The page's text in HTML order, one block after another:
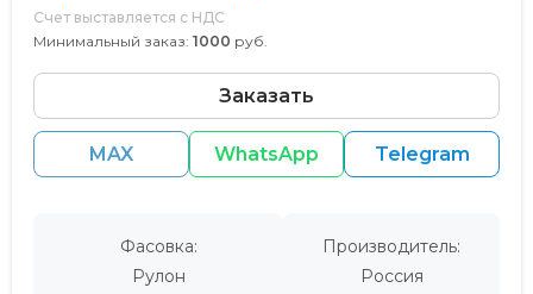
Счет выставляется с НДС
Минимальный заказ: 1000 руб.
Заказать
MAX WhatsApp Telegram
Фасовка:
Рулон
Производитель:
Россия